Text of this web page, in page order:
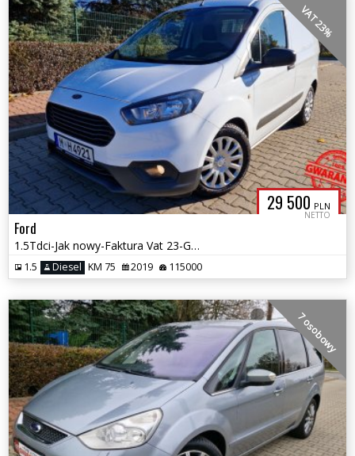
29 500 PLN
NETTO
VAT 23%
Ford
1.5Tdci-Jak nowy-Faktura Vat 23-Gwarancja
1.5 Diesel KM 75 2019 115000
7 osobowy